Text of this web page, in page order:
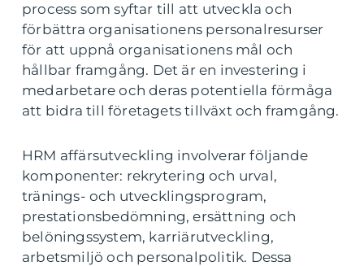
process som syftar till att utveckla och
förbättra organisationens personalresurser
för att uppnå organisationens mål och
hållbar framgång. Det är en investering i
medarbetare och deras potentiella förmåga
att bidra till företagets tillväxt och framgång.
HRM affärsutveckling involverar följande
komponenter: rekrytering och urval,
tränings- och utvecklingsprogram,
prestationsbedömning, ersättning och
belöningssystem, karriärutveckling,
arbetsmiljö och personalpolitik. Dessa